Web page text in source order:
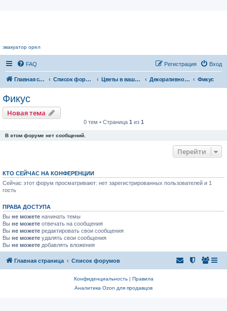
эвакуатор орел
FAQ Вход
Регистрация
Главная страница Список форумов Цветы в вашем доме Декоративнолиственные растения Фикус
Фикус
Новая тема
0 тем • Страница 1 из 1
В этом форуме нет сообщений.
Перейти
КТО СЕЙЧАС НА КОНФЕРЕНЦИИ
Сейчас этот форум просматривают: нет зарегистрированных пользователей и 1
гость
ПРАВА ДОСТУПА
Вы не можете начинать темы
Вы не можете отвечать на сообщения
Вы не можете редактировать свои сообщения
Вы не можете удалять свои сообщения
Вы не можете добавлять вложения
Главная страница Список форумов
Конфиденциальность| Правила
Аналитика Ozon для продавцов